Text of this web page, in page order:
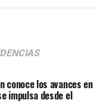
Cárcamo agradeció
del Hospital por su
lograr cumplir con
su comprensión y
conoce los avances en
impulsa desde el